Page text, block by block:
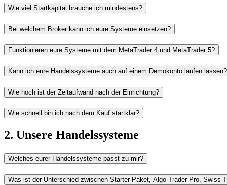
Wie viel Startkapital brauche ich mindestens?
Bei welchem Broker kann ich eure Systeme einsetzen?
Funktionieren eure Systeme mit dem MetaTrader 4 und MetaTrader 5?
Kann ich eure Handelssysteme auch auf einem Demokonto laufen lassen?
Wie hoch ist der Zeitaufwand nach der Einrichtung?
Wie schnell bin ich nach dem Kauf startklar?
2. Unsere Handelssysteme
Welches eurer Handelssysteme passt zu mir?
Was ist der Unterschied zwischen Starter-Paket, Algo-Trader Pro, Swiss